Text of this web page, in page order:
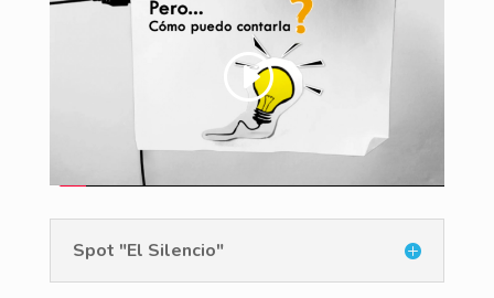
Spot "El Silencio"